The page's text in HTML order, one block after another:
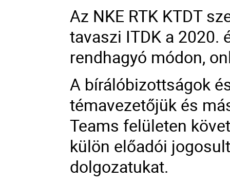
Az NKE RTK KTDT
tavaszi ITDK a 2020.
rendhagyó módon,
A bírálóbizottságok
témavezetőjük és
Teams felületen
külön előadói
dolgozatukat.